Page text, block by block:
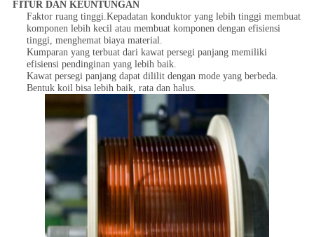
FITUR DAN KEUNTUNGAN
Faktor ruang tinggi.Kepadatan konduktor yang lebih tinggi membuat
komponen lebih kecil atau membuat komponen dengan efisiensi
tinggi, menghemat biaya material.
Kumparan yang terbuat dari kawat persegi panjang memiliki
efisiensi pendinginan yang lebih baik.
Kawat persegi panjang dapat dililit dengan mode yang berbeda.
Bentuk koil bisa lebih baik, rata dan halus.